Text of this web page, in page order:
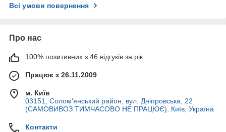
Всі умови повернення
Про нас
100% позитивних з 46 відгуків за рік
Працює з 26.11.2009
м. Київ
03151, Солом'янський район, вул. Дніпровська, 22
(САМОВИВОЗ ТИМЧАСОВО НЕ ПРАЦЮЄ), Київ, Україна
Контакти